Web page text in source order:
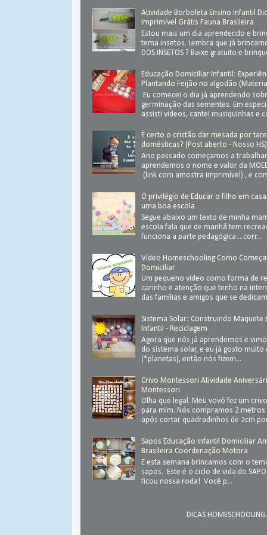
Atividade Borboleta Ensino Infantil
Imprimível Grátis Fauna Brasileira
Estou mais um dia aprendendo e
tema insetos. Lembra que já
DOS INSETOS ? Baixe gratuito e
Educação Domiciliar Infantil:
Plantando Feijão no algodão
Eu comecei o dia já aprendendo
germinação das sementes. Em
assisti vídeos, cantei musiquinhas e
É certo o cristão dar mesada por
domésticas? (Post aberto - Nosso HS)
Ano passado começamos a
aprendemos o nome e valor da
(link com amostra imprimível) , e
O privilégio de Educar o filho em
uma boa escola
Segue abaixo um texto de minha
escola fala que de manhã tem
funciona a parte pedagógica ...corr...
Vídeo Homeschooling Como
Domiciliar
Um pequeno vídeo como forma de
carinho e atenção que tenho na
das famílias e amigos que se
Sistema Solar: Construindo Maquete
Infantil - Reciclagem
Agora que nós já aprendemos e
do sistema solar, e eu já gosto muito
(*planetas), então nós fizem...
Crivo Montessori Atividade
Montessori
Olha que legal. Meu vovô fez um
para mim. Nós compramos 2 metros
após cortar quadradinhos de 2cm
Sapos Educação Infantil Domiciliar
Brasileira Coordenação Motora
E esta semana brincamos com o
sapos. Este é o ciclo de vida do
ficou nossa roda! Você p...
DICAS